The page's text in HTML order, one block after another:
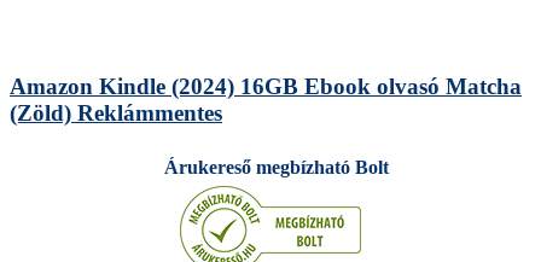
Amazon Kindle (2024) 16GB Ebook olvasó Matcha
(Zöld) Reklámmentes
Árukereső megbízható Bolt